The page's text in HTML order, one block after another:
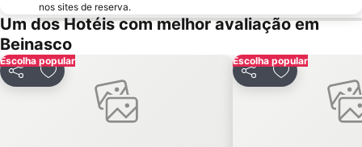
nos sites de reserva.
Um dos Hotéis com melhor avaliação em
Beinasco
Escolha popular
PartilharAdicionar aos favoritos
Escolha popular
PartilharAdicionar